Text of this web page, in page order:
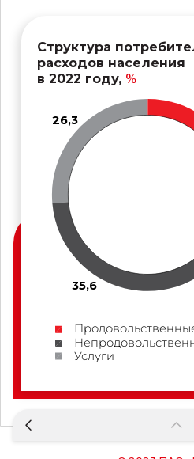
Структура
расходов населения
в 2022 году, %
Услуги
35,6
26,3